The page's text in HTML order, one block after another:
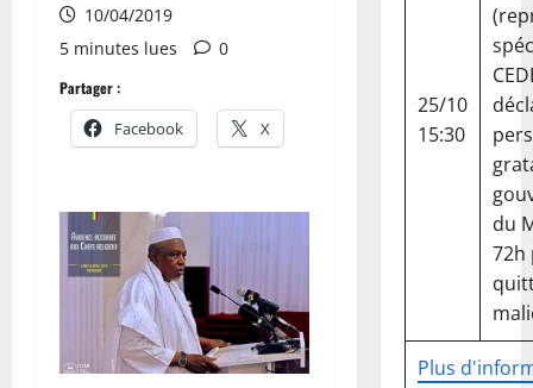
10/04/2019
5 minutes lues
0
Partager :
Facebook X
Plus
25/10
15:30
du
72h